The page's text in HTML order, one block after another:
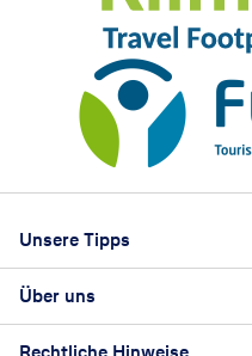
Unsere Tipps
Beste Reisezeit
Über uns